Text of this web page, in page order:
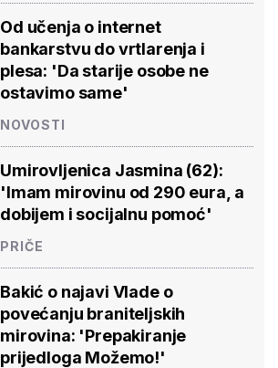
Od učenja o internet
bankarstvu do vrtlarenja i
plesa: 'Da starije osobe ne
ostavimo same'
NOVOSTI
Umirovljenica Jasmina (62):
'Imam mirovinu od 290 eura, a
dobijem i socijalnu pomoć'
PRIČE
Bakić o najavi Vlade o
povećanju braniteljskih
mirovina: 'Prepakiranje
prijedloga Možemo!'